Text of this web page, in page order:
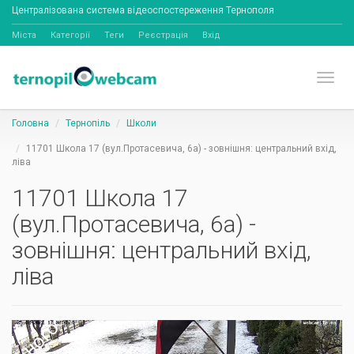
Централізована система відеоспостереження Тернополя
Міста Категорії Теги Реєстрація Вхід
Головна Тернопіль Школи
11701 Школа 17 (вул.Протасевича, 6а) - зовнішня: центральний вхід,
ліва
11701 Школа 17
(вул.Протасевича, 6а) -
зовнішня: центральний вхід,
ліва